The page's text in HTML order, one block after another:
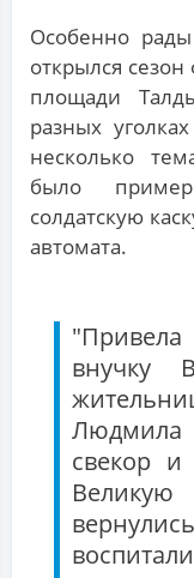
Особенно
открылся
площади
разных
несколько
было
солдатскую
автомата.
внучку
свекор и
Великую